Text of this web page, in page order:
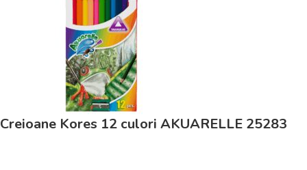
Creioane Kores 12 culori AKUARELLE 25283